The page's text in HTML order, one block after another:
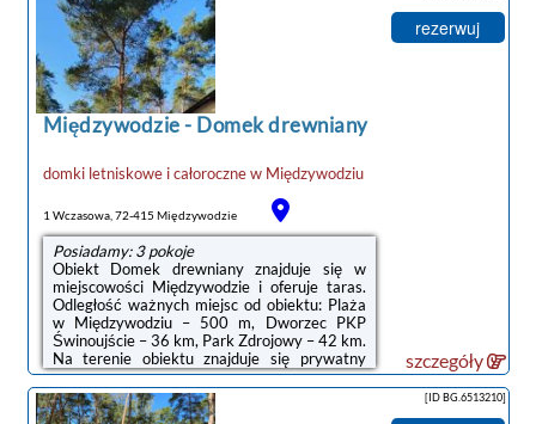
parking.W niektórych opcjach
zakwaterowania znajduje się także kuchnia z
lodówką i płytą kuchenną.Odległość ważnych
miejsc od obiektu: Park Zdrojowy – 43 km,
Baltic Park Molo Aquapark – 43 km.Doba
hotelowa od godziny 15:00 do 11:00.W
obiekcie ...
Międzywodzie- Domek drewniany
domki letniskowe i całorocznew Międzywodziu
1 Wczasowa, 72-415 Międzywodzie
Posiadamy: 3 pokoje
Obiekt Domek drewniany znajduje się w
miejscowości Międzywodzie i oferuje taras.
Odległość ważnych miejsc od obiektu: Plaża
w Międzywodziu – 500 m, Dworzec PKP
Świnoujście – 36 km, Park Zdrojowy – 42 km.
Na terenie obiektu znajduje się prywatny
parking.W domu wakacyjnym z 2 sypialniami
zapewniono salon z telewizorem z płaskim
ekranem, aneks kuchenny z pełnym
rezerwuj
szczegóły
[ID BG.6513210]